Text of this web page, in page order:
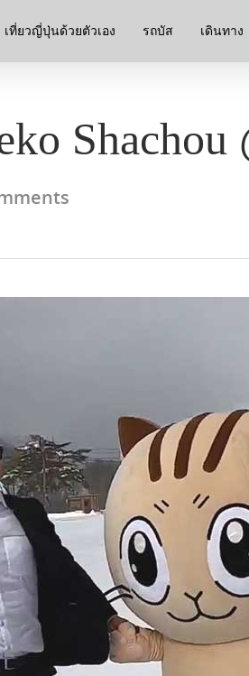
เที่ยวญี่ปุ่นด้วยตัวเอง รถบัส เดินทาง
Shachou